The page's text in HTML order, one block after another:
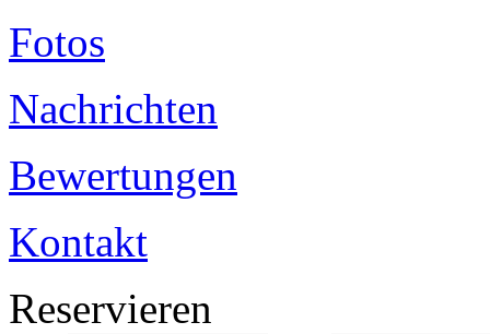
Fotos
Nachrichten
Bewertungen
Kontakt
Reservieren